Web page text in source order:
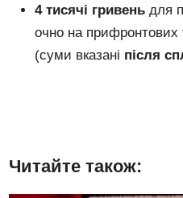
4 тисячі гривень для
очно на прифронтових
(суми вказані після
Читайте також: